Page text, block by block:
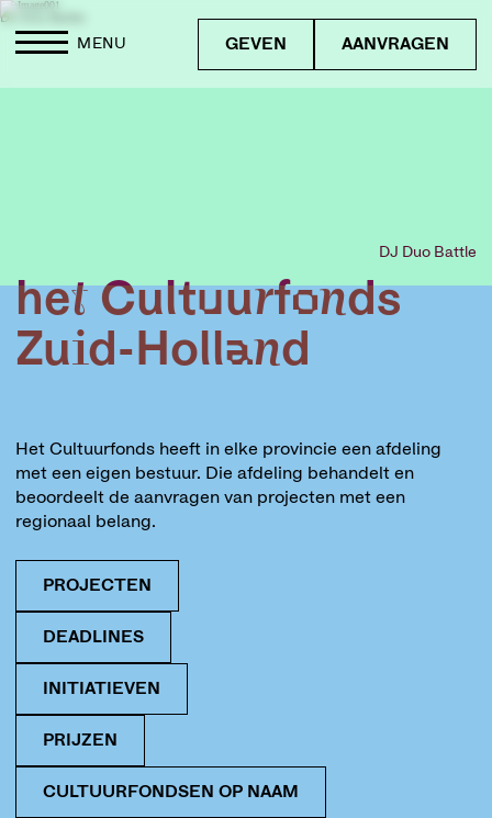
GEVEN AANVRAGEN
MENU
DJ Duo Battle
DJ Duo Battle
het Cultuurfonds
Zuid-Holland
Het Cultuurfonds heeft in elke provincie een afdeling
met een eigen bestuur. Die afdeling behandelt en
beoordeelt de aanvragen van projecten met een
regionaal belang.
PROJECTEN
DEADLINES
INITIATIEVEN
PRIJZEN
CULTUURFONDSEN OP NAAM